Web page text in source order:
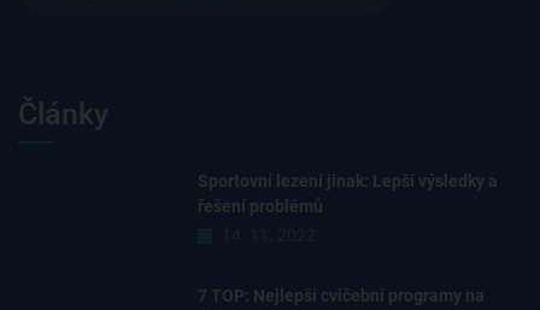
Články
Sportovní lezení jinak: Lepší výsledky a
řešení problémů
7 TOP: Nejlepší cvičební programy na